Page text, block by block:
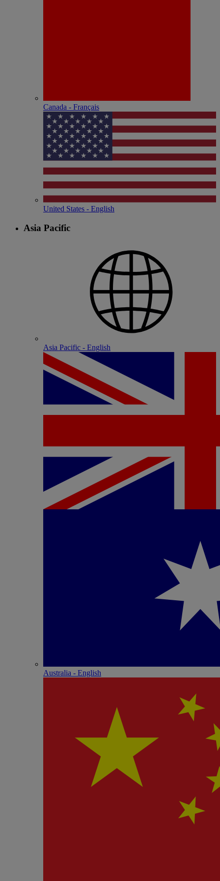
Canada - Français
United States - English
Asia Pacific
Asia Pacific - English
Australia - English